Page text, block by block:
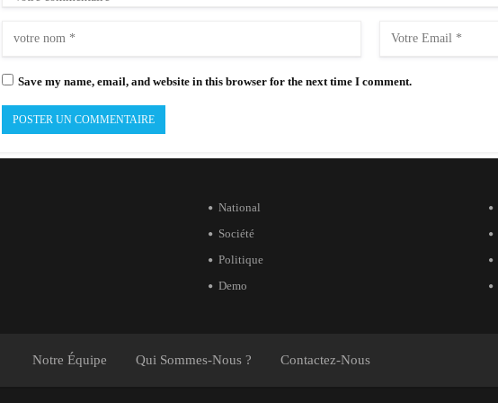
Save my name, email, and website in this browser for the next time I comment.
National
Société
Politique
Demo
Notre Équipe Qui Sommes-Nous ? Contactez-Nous